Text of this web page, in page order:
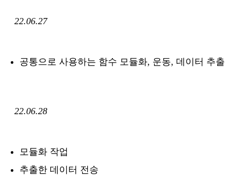
22.06.27
공통으로 사용하는 함수 모듈화, 운동, 데이터 추출
22.06.28
모듈화 작업
추출한 데이터 전송